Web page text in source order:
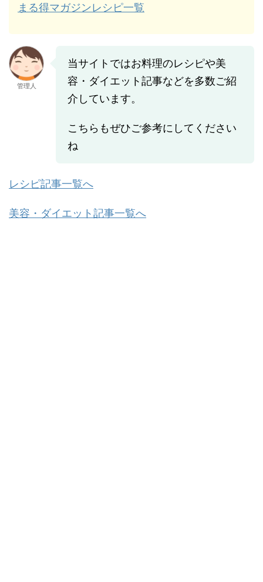
まる得マガジンレシピ一覧
管理人
当サイトではお料理のレシピや美
容・ダイエット記事などを多数ご紹
介しています。
こちらもぜひご参考にしてください
ね
レシピ記事一覧へ
美容・ダイエット記事一覧へ